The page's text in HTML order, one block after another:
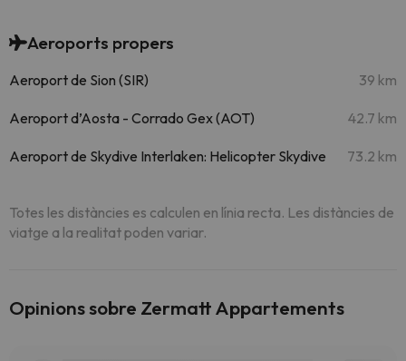
Aeroports propers
Aeroport de Sion (SIR) 39 km
Aeroport d’Aosta - Corrado Gex (AOT) 42.7 km
Aeroport de Skydive Interlaken: Helicopter Skydive 73.2 km
Totes les distàncies es calculen en línia recta. Les distàncies de
viatge a la realitat poden variar.
Opinions sobre Zermatt Appartements